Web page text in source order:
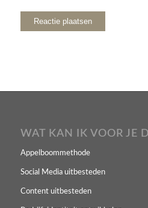
WAT KAN IK VOOR JE
Appelboommethode
Social Media uitbesteden
Content uitbesteden